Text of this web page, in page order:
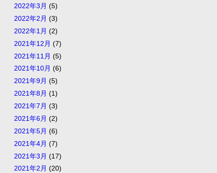
2022年3月 (5)
2022年2月 (3)
2022年1月 (2)
2021年12月 (7)
2021年11月 (5)
2021年10月 (6)
2021年9月 (5)
2021年8月 (1)
2021年7月 (3)
2021年6月 (2)
2021年5月 (6)
2021年4月 (7)
2021年3月 (17)
2021年2月 (20)